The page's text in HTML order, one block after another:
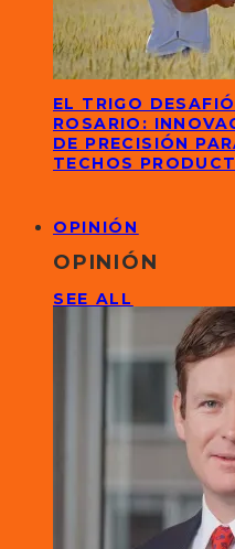
EL TRIGO
ROSARIO:
DE PRECISIÓN
TECHOS
OPINIÓN
OPINIÓN
SEE ALL